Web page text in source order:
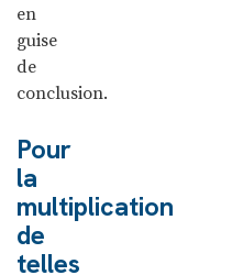
en
guise
de
conclusion.
Pour
la
multiplication
de
telles